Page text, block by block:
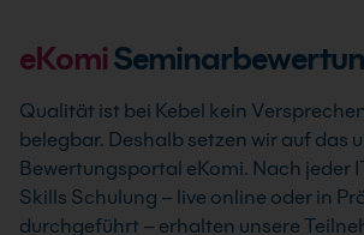
eKomi
Qualität ist bei Kebel kein
belegbar. Deshalb setzen wir auf das
Bewertungsportal eKomi. Nach jeder
Skills Schulung – live online oder in
durchgeführt – erhalten unsere